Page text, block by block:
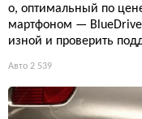
o, оптимальный по
мартфоном —
изной и проверить
Авто 2 539